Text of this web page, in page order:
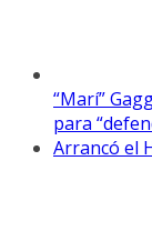
“Marí”
para
Arrancó el